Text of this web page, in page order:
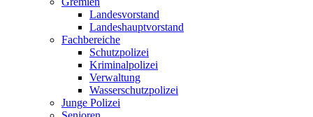
Landesvorstand
Landeshauptvorstand
Fachbereiche
Schutzpolizei
Kriminalpolizei
Verwaltung
Wasserschutzpolizei
Junge Polizei